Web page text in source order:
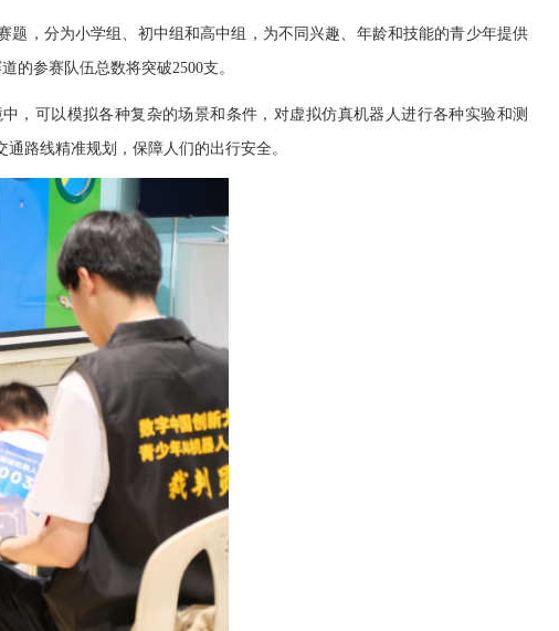
，分为小学组、初中组和高中组，为不同兴趣、年龄和技能的青少年提供
的参赛队伍总数将突破2500支。
可以模拟各种复杂的场景和条件，对虚拟仿真机器人进行各种实验和测
路线精准规划，保障人们的出行安全。